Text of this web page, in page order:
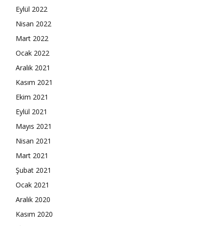
Eylül 2022
Nisan 2022
Mart 2022
Ocak 2022
Aralık 2021
Kasım 2021
Ekim 2021
Eylül 2021
Mayıs 2021
Nisan 2021
Mart 2021
Şubat 2021
Ocak 2021
Aralık 2020
Kasım 2020